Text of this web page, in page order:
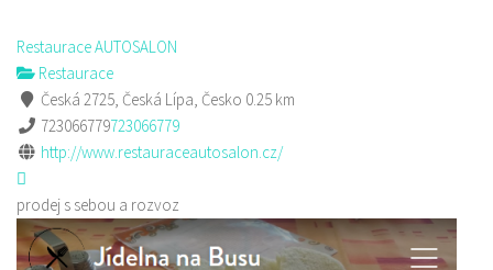
Restaurace AUTOSALON
Restaurace
Česká 2725, Česká Lípa, Česko 0.25 km
723066779723066779
http://www.restauraceautosalon.cz/
prodej s sebou a rozvoz